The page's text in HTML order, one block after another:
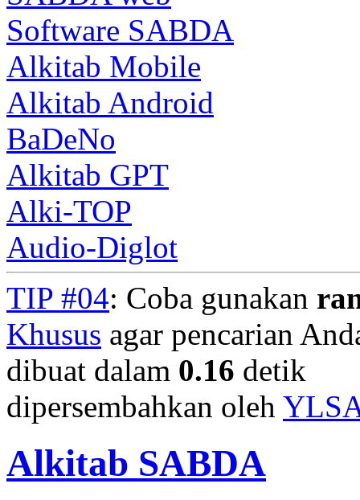
Software SABDA
Alkitab Mobile
Alkitab Android
BaDeNo
Alkitab GPT
Alki-TOP
Audio-Diglot
TIP #04: Coba gunakan
Khusus agar pencarian
dibuat dalam 0.16 detik
dipersembahkan oleh
Alkitab SABDA